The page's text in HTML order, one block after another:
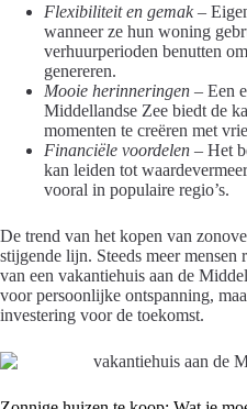
Flexibiliteit en gemak–
wanneer ze hun woning
verhuurperioden benutten
genereren.
Mooie herinneringen – Een
Middellandse Zee biedt de
momenten te creëren met
Financiële voordelen – Het
kan leiden tot
vooral in populaire regio’s.
De trend van het kopen van
stijgende lijn. Steeds meer mensen
van een vakantiehuis aan de
voor persoonlijke ontspanning,
investering voor de toekomst.